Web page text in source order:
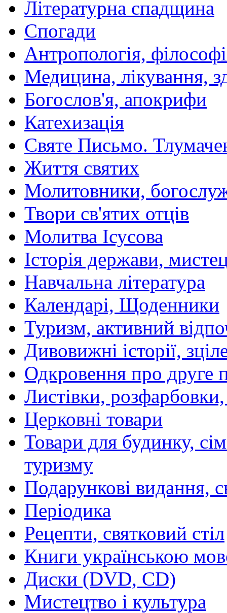
Літературна спадщина
Спогади
Антропологія,
Медицина, лікування,
Богослов'я, апокрифи
Катехизація
Святе Письмо.
Життя святих
Молитовники,
Твори св'ятих отців
Молитва Ісусова
Історія держави,
Навчальна література
Календарі, Щоденники
Туризм, активний
Дивовижні історії,
Одкровення про друге
Листівки,
Церковні товари
Товари для будинку,
туризму
Подарункові видання,
Періодика
Рецепти, святковий стіл
Книги українською
Диски (DVD, CD)
Мистецтво і культура